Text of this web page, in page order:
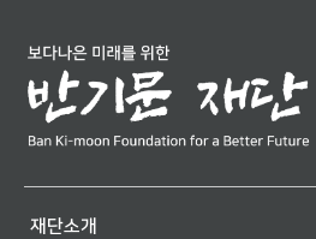
재단소개